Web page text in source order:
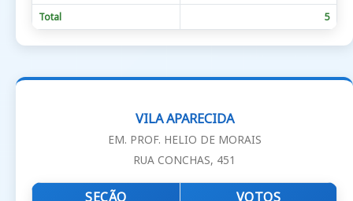
Total
5
VILA APARECIDA
EM. PROF. HELIO DE MORAIS
RUA CONCHAS, 451
SEÇÃO VOTOS